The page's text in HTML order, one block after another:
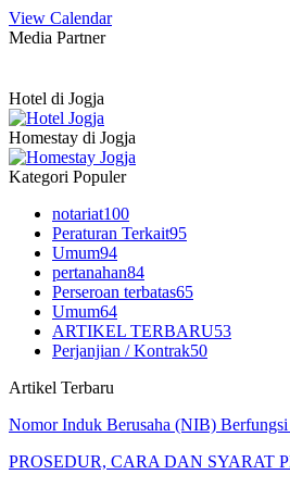
View Calendar
Media Partner
Hotel di Jogja
Homestay di Jogja
Kategori Populer
notariat100
Peraturan Terkait95
Umum94
pertanahan84
Perseroan terbatas65
Umum64
ARTIKEL TERBARU53
Perjanjian / Kontrak50
Artikel Terbaru
Nomor Induk Berusaha (NIB)
PROSEDUR, CARA DAN SYARAT